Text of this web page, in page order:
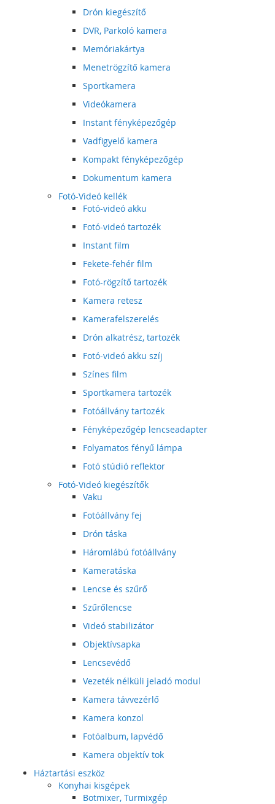
Drón kiegészítő
DVR, Parkoló kamera
Memóriakártya
Menetrögzítő kamera
Sportkamera
Videókamera
Instant fényképezőgép
Vadfigyelő kamera
Kompakt fényképezőgép
Dokumentum kamera
Fotó-Videó kellék
Fotó-videó akku
Fotó-videó tartozék
Instant film
Fekete-fehér film
Fotó-rögzítő tartozék
Kamera retesz
Kamerafelszerelés
Drón alkatrész, tartozék
Fotó-videó akku szíj
Színes film
Sportkamera tartozék
Fotóállvány tartozék
Fényképezőgép lencseadapter
Folyamatos fényű lámpa
Fotó stúdió reflektor
Fotó-Videó kiegészítők
Vaku
Fotóállvány fej
Drón táska
Háromlábú fotóállvány
Kameratáska
Lencse és szűrő
Szűrőlencse
Videó stabilizátor
Objektívsapka
Lencsevédő
Vezeték nélküli jeladó modul
Kamera távvezérlő
Kamera konzol
Fotóalbum, lapvédő
Kamera objektív tok
Háztartási eszköz
Konyhai kisgépek
Botmixer, Turmixgép